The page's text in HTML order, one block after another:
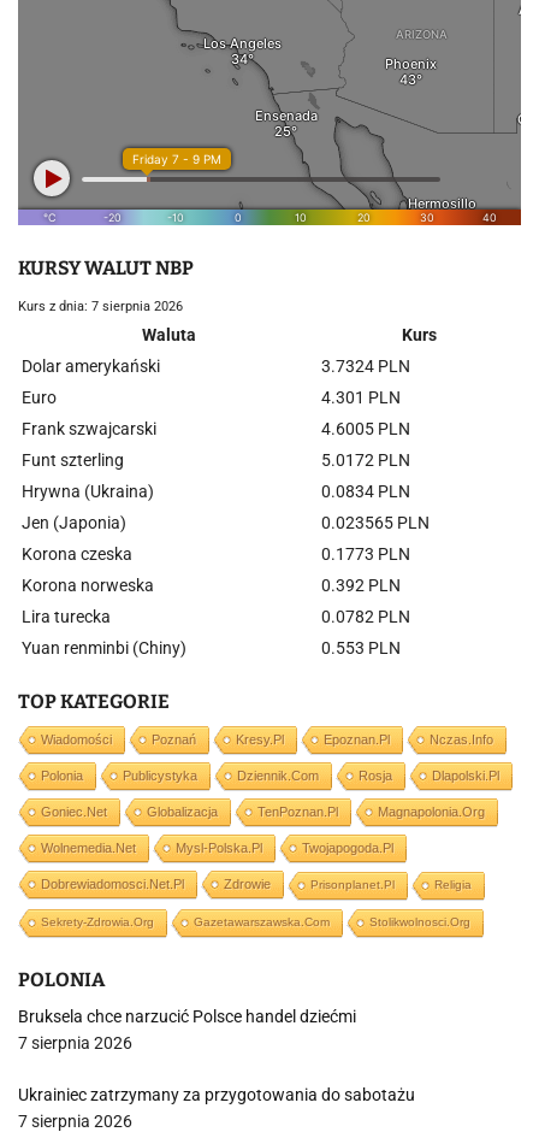
KURSY WALUT NBP
Kurs z dnia: 7 sierpnia 2026
Waluta
Kurs
Dolar amerykański
3.7324 PLN
Euro
4.301 PLN
Frank szwajcarski
4.6005 PLN
Funt szterling
5.0172 PLN
Hrywna (Ukraina)
0.0834 PLN
Jen (Japonia)
0.023565 PLN
Korona czeska
0.1773 PLN
Korona norweska
0.392 PLN
Lira turecka
0.0782 PLN
Yuan renminbi (Chiny)
0.553 PLN
TOP KATEGORIE
Wiadomości Poznań Kresy.pl Epoznan.pl Nczas.info
Polonia Publicystyka Dziennik.com Rosja Dlapolski.pl
Goniec.net Globalizacja TenPoznan.pl Magnapolonia.org
Wolnemedia.net Mysl-Polska.pl Twojapogoda.pl
Dobrewiadomosci.net.pl Zdrowie Prisonplanet.pl Religia
Sekrety-Zdrowia.org Gazetawarszawska.com Stolikwolnosci.org
POLONIA
Bruksela chce narzucić Polsce handel dziećmi
7 sierpnia 2026
Ukrainiec zatrzymany za przygotowania do sabotażu
7 sierpnia 2026